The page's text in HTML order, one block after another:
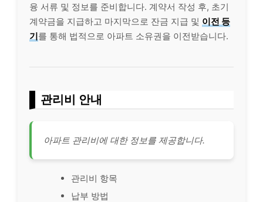
융 서류 및 정보를 준비합니다. 계약서 작성 후, 초기
계약금을 지급하고 마지막으로 잔금 지급 및 이전 등
기를 통해 법적으로 아파트 소유권을 이전받습니다.
관리비 안내
아파트 관리비에 대한 정보를 제공합니다.
관리비 항목
납부 방법